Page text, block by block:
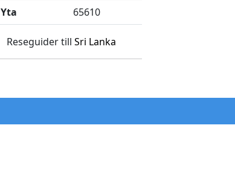
Yta
65610
Reseguider till Sri Lanka